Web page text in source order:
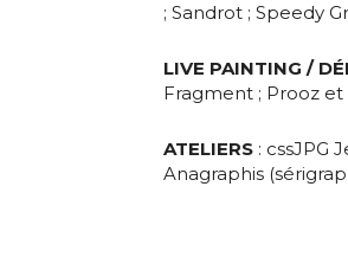
; Sandrot ; Speedy
LIVE PAINTING /
Fragment ; Prooz
ATELIERS : cssJPG
Anagraphis